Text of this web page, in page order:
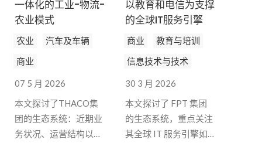
一体化的工业-物流-
农业模式
农业
汽车及车辆
商业
07 5 月 2026
本文探讨了THACO集
团的生态系统：近期业
务状况、运营结构以及
以教育和电信为支撑
的全球IT服务引擎
商业
教育与培训
信息技术与技术
30 3 月 2026
本文探讨了 FPT 集团
的生态系统，重点关注
其全球 IT 服务引擎如